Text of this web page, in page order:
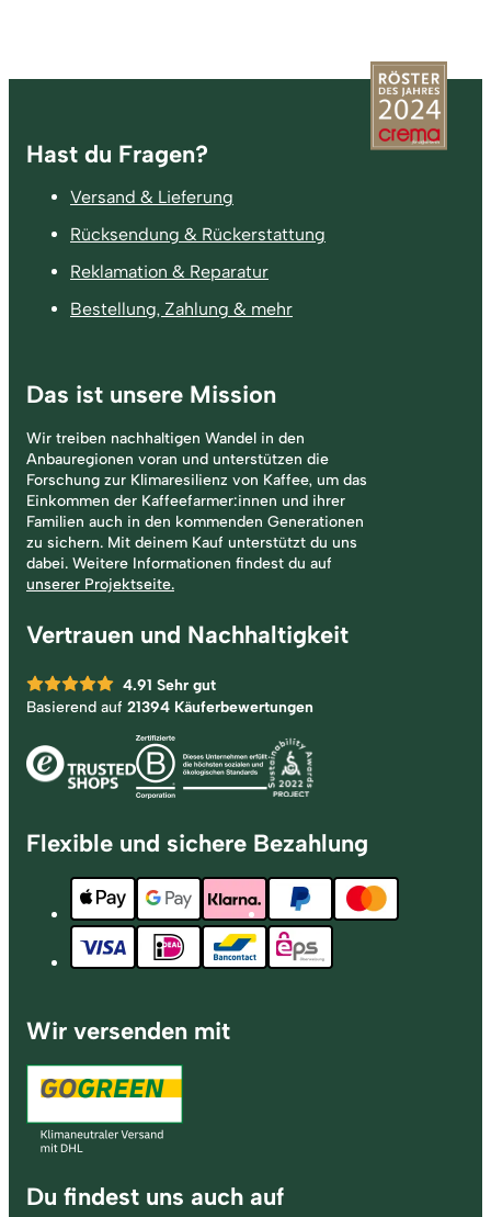
Fußzeile
Hast du Fragen?
Versand & Lieferung
Rücksendung & Rückerstattung
Reklamation & Reparatur
Bestellung, Zahlung & mehr
Das ist unsere Mission
Wir treiben nachhaltigen Wandel in den
Anbauregionen voran und unterstützen die
Forschung zur Klimaresilienz von Kaffee, um das
Einkommen der Kaffeefarmer:innen und ihrer
Familien auch in den kommenden Generationen
zu sichern. Mit deinem Kauf unterstützt du uns
dabei. Weitere Informationen findest du auf
unserer Projektseite.
Vertrauen und Nachhaltigkeit
4.91 Sehr gut
Basierend auf 21394 Käuferbewertungen
Flexible und sichere Bezahlung
Wir versenden mit
Du findest uns auch auf